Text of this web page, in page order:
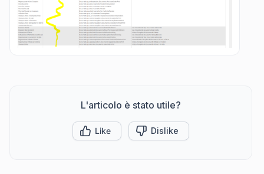
L'articolo è stato utile?
Like Dislike